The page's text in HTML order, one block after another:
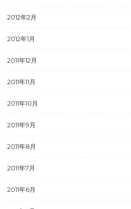
2012年2月
2012年1月
2011年12月
2011年11月
2011年10月
2011年9月
2011年8月
2011年7月
2011年6月